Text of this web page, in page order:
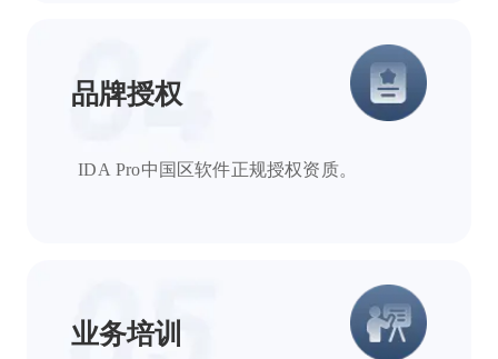
品牌授权
IDA Pro中国区软件正规授权资质。
业务培训